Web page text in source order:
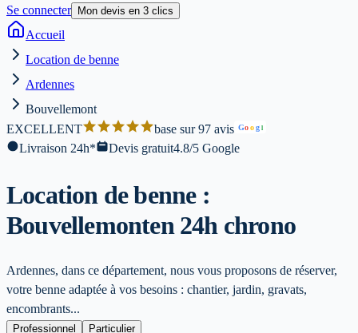
Se connecter
Mon devis en 3 clics
Accueil
Location de benne
Ardennes
Bouvellemont
EXCELLENT
base sur 97 avis Goog l
Livraison 24h* Devis gratuit4.8/5 Google
Location de benne :
Bouvellemonten 24h chrono
Ardennes, dans ce département, nous vous proposons de réserver,
votre benne adaptée à vos besoins : chantier, jardin, gravats,
encombrants...
Professionnel Particulier